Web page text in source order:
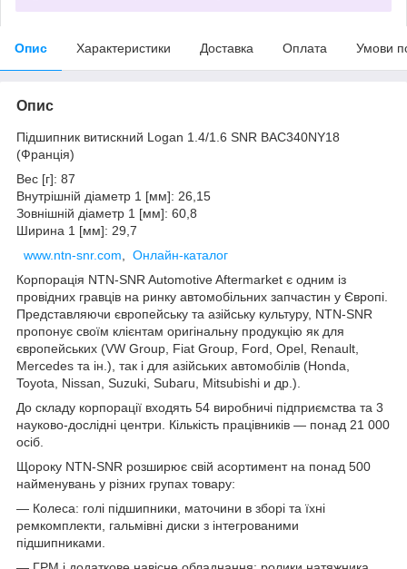
Опис Характеристики Доставка Оплата Умови
Опис
Підшипник витискний Logan 1.4/1.6 SNR BAC340NY18
(Франція)
Вес [г]: 87
Внутрішній діаметр 1 [мм]: 26,15
Зовнішній діаметр 1 [мм]: 60,8
Ширина 1 [мм]: 29,7
www.ntn-snr.com
Онлайн-каталог
Корпорація NTN-SNR Automotive Aftermarket є одним із
провідних гравців на ринку автомобільних запчастин у Європі.
Представляючи європейську та азійську культуру, NTN-SNR
пропонує своїм клієнтам оригінальну продукцію як для
європейських (VW Group, Fiat Group, Ford, Opel, Renault,
Mercedes та ін.), так і для азійських автомобілів (Honda,
Toyota, Nissan, Suzuki, Subaru, Mitsubishi и др.).
До складу корпорації входять 54 виробничі підприємства та 3
науково-дослідні центри. Кількість працівників — понад 21 000
осіб.
Щороку NTN-SNR розширює свій асортимент на понад 500
найменувань у різних групах товару:
— Колеса: голі підшипники, маточини в зборі та їхні
ремкомплекти, гальмівні диски з інтегрованими
підшипниками.